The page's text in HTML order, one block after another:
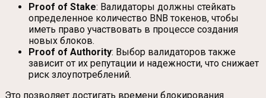
Proof of Stake: Валидаторы должны стейкать
определенное количество BNB токенов, чтобы
иметь право участвовать в процессе создания
новых блоков.
Proof of Authority: Выбор валидаторов также
зависит от их репутации и надежности, что снижает
риск злоупотреблений.
Это позволяет достигать времени блокирования